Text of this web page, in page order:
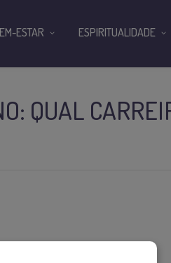
QUAL
ESTAR ESPIRITUALIDADE